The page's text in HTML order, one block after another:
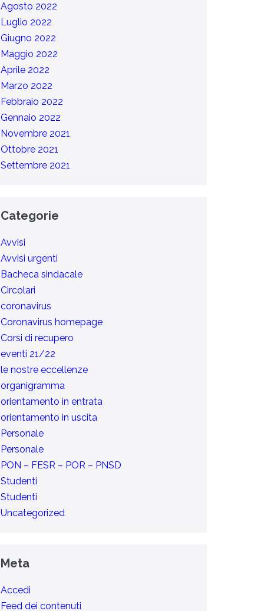
Agosto 2022
Luglio 2022
Giugno 2022
Maggio 2022
Aprile 2022
Marzo 2022
Febbraio 2022
Gennaio 2022
Novembre 2021
Ottobre 2021
Settembre 2021
Categorie
Avvisi
Avvisi urgenti
Bacheca sindacale
Circolari
coronavirus
Coronavirus homepage
Corsi di recupero
eventi 21/22
le nostre eccellenze
organigramma
orientamento in entrata
orientamento in uscita
Personale
Personale
PON – FESR – POR – PNSD
Studenti
Studenti
Uncategorized
Meta
Accedi
Feed dei contenuti